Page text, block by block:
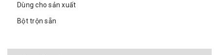
Dùng cho sản xuất
Bột trộn sẵn